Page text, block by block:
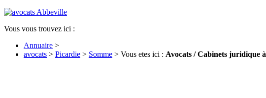
Vous vous trouvez ici :
Annuaire >
avocats > Picardie > Somme > Vous etes ici : Avocats / Cabinets juridique à